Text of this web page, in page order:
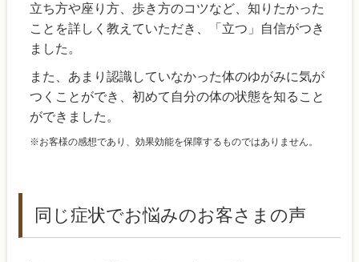
立ち方や座り方、歩き方のコツなど、知りたかった
ことを詳しく教えていただき、「立つ」自信がつき
ました。
また、あまり認識していなかった体のゆがみに気が
つくことができ、初めて自分の体の状態を知ること
ができました。
※お客様の感想であり、効果効能を保障するものではありません。
同じ症状でお悩みのお客さまの声